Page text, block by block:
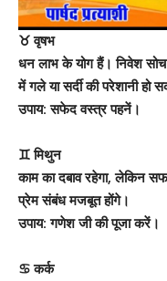
♉ वृषभ
धन लाभ के योग हैं। निवेश
में गले या सर्दी की परेशानी हो
उपाय: सफेद वस्त्र पहनें।
♊ मिथुन
काम का दबाव रहेगा, लेकिन
प्रेम संबंध मजबूत होंगे।
उपाय: गणेश जी की पूजा करें।
♋ कर्क